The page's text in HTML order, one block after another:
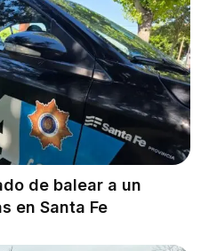
de balear a un
en Santa Fe